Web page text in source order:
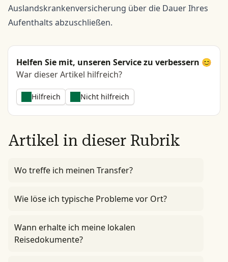
Auslandskrankenversicherung über die Dauer Ihres
Aufenthalts abzuschließen.
Helfen Sie mit, unseren Service zu verbessern 😊
War dieser Artikel hilfreich?
Hilfreich Nicht hilfreich
Artikel in dieser Rubrik
Wo treffe ich meinen Transfer?
Wie löse ich typische Probleme vor Ort?
Wann erhalte ich meine lokalen
Reisedokumente?